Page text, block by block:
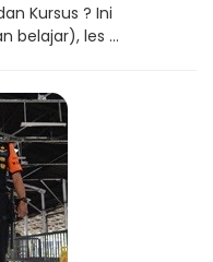
Kursus ? Ini
belajar), les ...